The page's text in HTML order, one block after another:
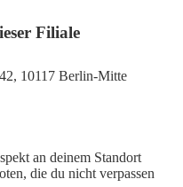
Filiale
10117 Berlin-Mitte
an deinem Standort
die du nicht verpassen